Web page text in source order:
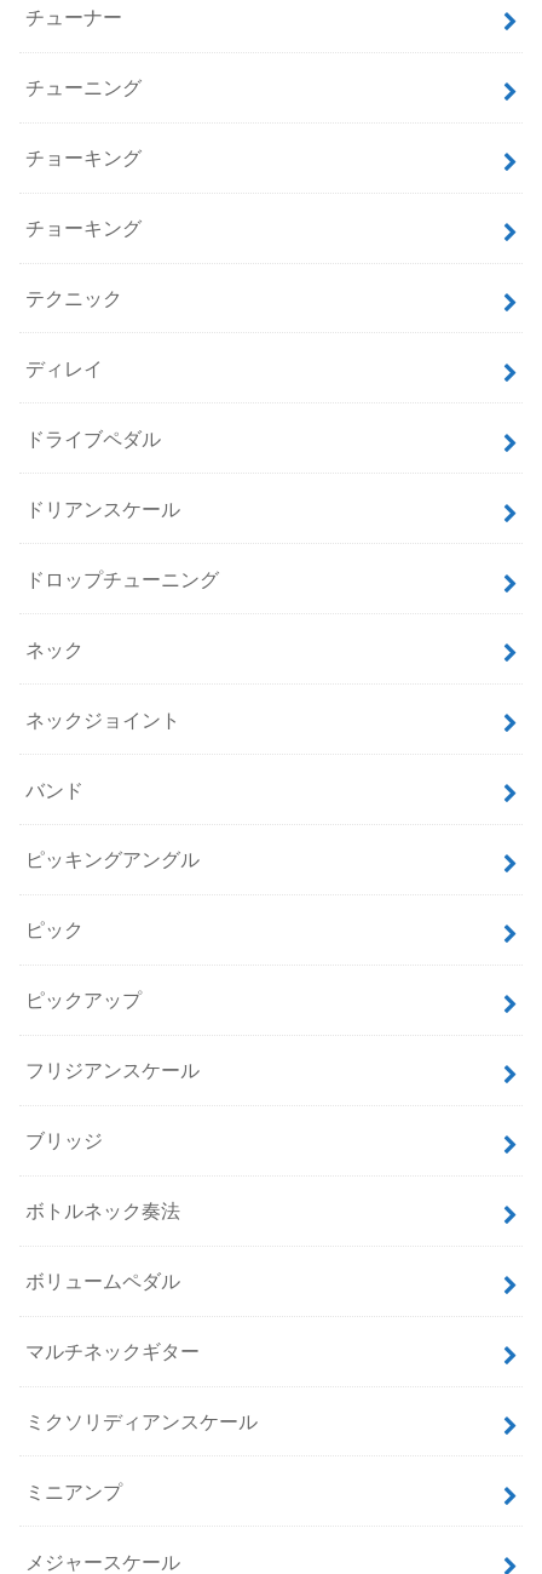
チューナー
チューニング
チョーキング
チョーキング
テクニック
ディレイ
ドライブペダル
ドリアンスケール
ドロップチューニング
ネック
ネックジョイント
バンド
ピッキングアングル
ピック
ピックアップ
フリジアンスケール
ブリッジ
ボトルネック奏法
ボリュームペダル
マルチネックギター
ミクソリディアンスケール
ミニアンプ
メジャースケール